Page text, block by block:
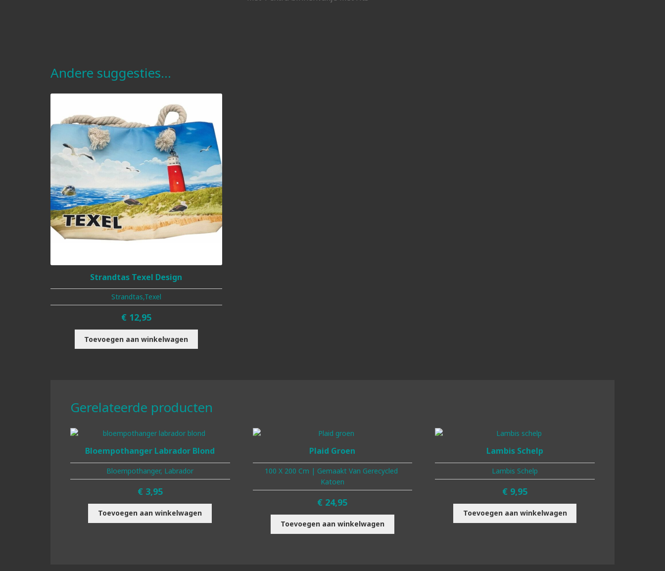
Andere suggesties…
Strandtas Texel Design
Strandtas,Texel
€ 12,95
Toevoegen aan winkelwagen
Gerelateerde producten
Bloempothanger Labrador Blond
Bloempothanger, Labrador
€ 3,95
Toevoegen aan winkelwagen
Plaid Groen
100 X 200 Cm | Gemaakt Van Gerecycled
Katoen
€ 24,95
Toevoegen aan winkelwagen
Lambis Schelp
Lambis Schelp
€ 9,95
Toevoegen aan winkelwagen